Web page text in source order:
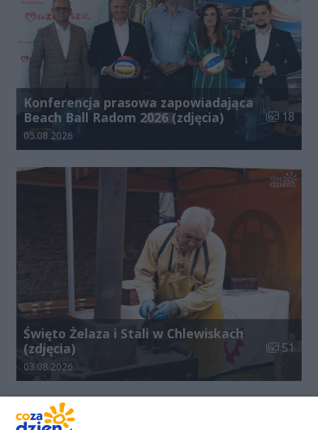
Konferencja prasowa zapowiadająca
Beach Ball Radom 2026 (zdjęcia)
Liczba
18
Data dodania galerii:
05.08.2026
Święto Żelaza i Stali w Chlewiskach
(zdjęcia)
Liczba
51
Data dodania galerii:
03.08.2026